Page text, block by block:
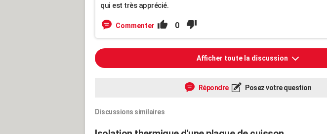
qui est très apprécié.
Commenter 0
Afficher toute la discussion
Répondre Posez votre question
Discussions similaires